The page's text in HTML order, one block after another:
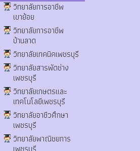
วิทยาลัยการอาชีพ
เขาย้อย
วิทยาลัยการอาชีพ
บ้านลาด
วิทยาลัยเทคนิคเพชรบุรี
วิทยาลัยสารพัดช่าง
เพชรบุรี
วิทยาลัยเกษตรและ
เทคโนโลยีเพชรบุรี
วิทยาลัยอาชีวศึกษา
เพชรบุรี
วิทยาลัยพาณิชยการ